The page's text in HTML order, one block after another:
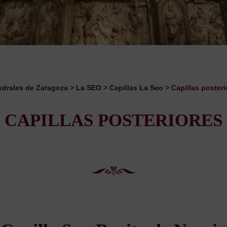
de Zaragoza > La SEO > Capillas La Seo > Capillas
CAPILLAS POSTERIORES